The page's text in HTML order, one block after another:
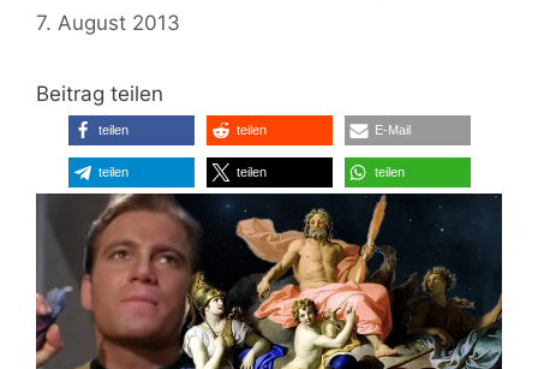
7. August 2013
Beitrag teilen
teilen teilen E-Mail
teilen teilen teilen